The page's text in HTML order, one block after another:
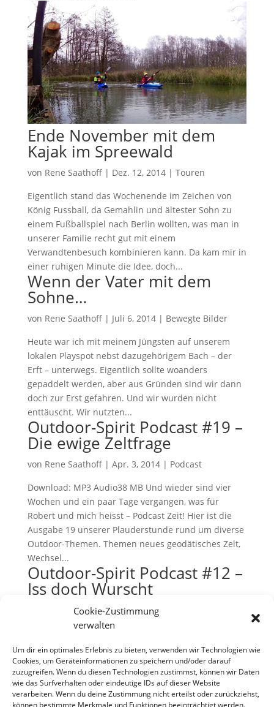
Cookie-Zustimmung
verwalten
Um dir ein optimales Erlebnis zu bieten, verwenden wir Technologien wie
Cookies, um Geräteinformationen zu speichern und/oder darauf
zuzugreifen. Wenn du diesen Technologien zustimmst, können wir Daten
wie das Surfverhalten oder eindeutige IDs auf dieser Website
verarbeiten. Wenn du deine Zustimmung nicht erteilst oder zurückziehst,
können bestimmte Merkmale und Funktionen beeinträchtigt werden.
Ende November mit dem
Kajak im Spreewald
von Rene Saathoff| Dez. 12, 2014| Touren
Eigentlich stand das Wochenende im Zeichen von
König Fussball, da Gemahlin und ältester Sohn zu
einem Fußballspiel nach Berlin wollten, was man in
unserer Familie recht gut mit einem
Verwandtenbesuch kombinieren kann. Da kam mir in
einer ruhigen Minute die Idee, doch...
Wenn der Vater mit dem
Sohne…
von Rene Saathoff| Juli 6, 2014| Bewegte Bilder
Heute war ich mit meinem Jüngsten auf unserem
lokalen Playspot nebst dazugehörigem Bach – der
Erft – unterwegs. Eigentlich sollte woanders
gepaddelt werden, aber aus Gründen sind wir dann
doch zur Erst gefahren. Und wir wurden nicht
enttäuscht. Wir nutzten...
Outdoor-Spirit Podcast #19 –
Die ewige Zeltfrage
von Rene Saathoff| Apr. 3, 2014| Podcast
Download: MP3 Audio38 MB Und wieder sind vier
Wochen und ein paar Tage vergangen, was für
Robert und mich heisst – Podcast Zeit! Hier ist die
Ausgabe 19 unserer Plauderstunde rund um diverse
Outdoor-Themen. Themen neues geodätisches Zelt,
Wechsel...
Outdoor-Spirit Podcast #12 –
Iss doch Wurscht
|Juli 30, 2013|Podcast
Ausgabe des Outdoor-Spirit Podcasts ist am Start.
Heute mit einem etwas hektischen Start und
fehlendem Intro bei der Konserve. Sorry dafür! Die
Themen drehen sich heute im Wesentlichen um das
Thema Grillen. Und ein wenig...